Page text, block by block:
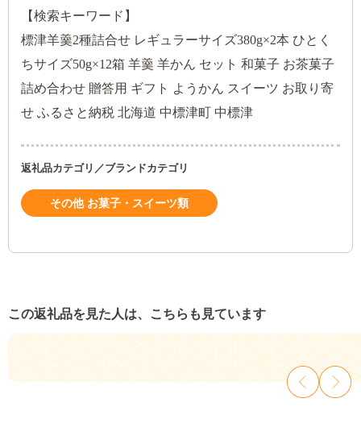
【検索キーワード】
標津羊羹2種詰合せ レギュラーサイズ380g×2本 ひとく
ちサイズ50g×12箱 羊羹 羊かん セット 和菓子 お茶菓子
詰め合わせ 贈答用 ギフト ようかん スイーツ お取り寄
せ ふるさと納税 北海道 中標津町 中標津
返礼品カテゴリ／ブランドカテゴリ
その他 お菓子・スイーツ類
この返礼品を見た人は、こちらも見ています